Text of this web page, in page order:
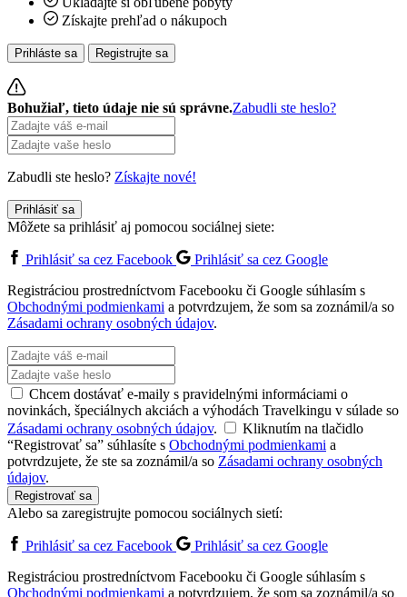
Získajte prehľad o nákupoch
Prihláste sa Registrujte sa
Bohužiaľ, tieto údaje nie sú správne.Zabudli ste heslo?
Zabudli ste heslo? Získajte nové!
Prihlásiť sa
Môžete sa prihlásiť aj pomocou sociálnej siete:
Prihlásiť sa cez Facebook
Prihlásiť sa cez Google
Registráciou prostredníctvom Facebooku či Google súhlasím s
Obchodnými podmienkami a potvrdzujem, že som sa zoznámil/a so
Zásadami ochrany osobných údajov.
Chcem dostávať e-maily s pravidelnými informáciami o
novinkách, špeciálnych akciách a výhodách Travelkingu v súlade so
Zásadami ochrany osobných údajov.
Kliknutím na tlačidlo
“Registrovať sa” súhlasíte s Obchodnými podmienkami a
potvrdzujete, že ste sa zoznámil/a so Zásadami ochrany osobných
údajov.
Registrovať sa
Alebo sa zaregistrujte pomocou sociálnych sietí:
Prihlásiť sa cez Facebook
Prihlásiť sa cez Google
Registráciou prostredníctvom Facebooku či Google súhlasím s
Obchodnými podmienkami a potvrdzujem, že som sa zoznámil/a so